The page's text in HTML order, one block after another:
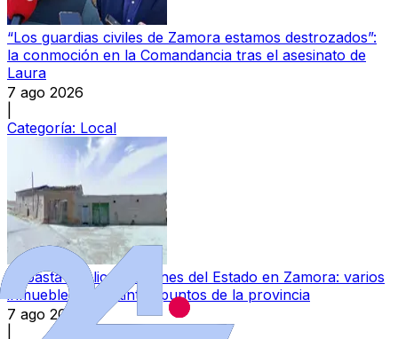
“Los guardias civiles de Zamora estamos destrozados”:
la conmoción en la Comandancia tras el asesinato de
Laura
7 ago 2026
Categoría: Local
Subasta pública de bienes del Estado en Zamora: varios
inmuebles en distintos puntos de la provincia
7 ago 2026